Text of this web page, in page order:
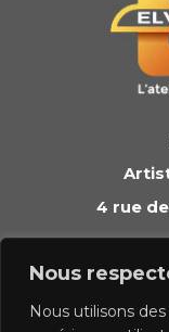
Nous
Nous utilisons
4 rue